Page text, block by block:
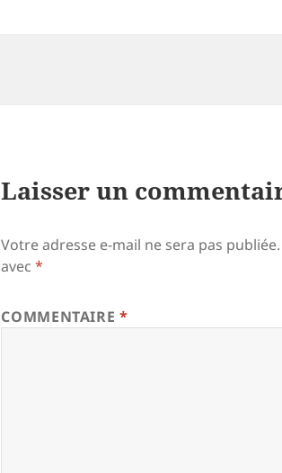
Laisser un
Votre adresse e-mail ne sera pas publiée.
avec*
COMMENTAIRE*